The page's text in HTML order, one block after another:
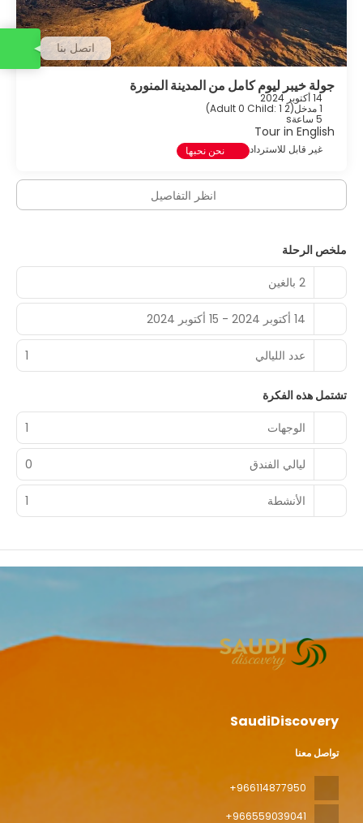
جولة خيبر ليوم كامل من المدينة المنورة
14 أكتوبر 2024
1 مدخل (
2 Adult 0 Child: 1
)
5 ساعةs
Tour in English
غير قابل للاسترداد نحن نحبها
انظر التفاصيل
ملخص الرحلة
2 بالغين
14 أكتوبر 2024 - 15 أكتوبر 2024
عدد الليالي 1
تشتمل هذه الفكرة
الوجهات
1
ليالي الفندق 0
الأنشطة 1
SaudiDiscovery
تواصل معنا
+966114877950
+966559039041
اتصل بنا